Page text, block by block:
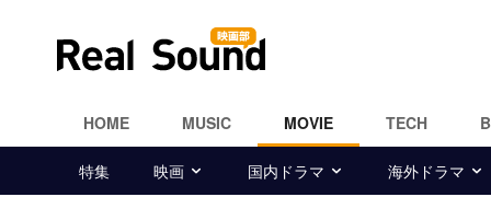
HOME MUSIC MOVIE TECH
特集 映画 国内ドラマ 海外ドラマ